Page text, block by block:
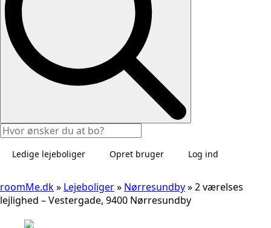
Ledige lejeboliger Opret bruger Log ind
roomMe.dk» Lejeboliger» Nørresundby»2 værelses
lejlighed – Vestergade, 9400 Nørresundby